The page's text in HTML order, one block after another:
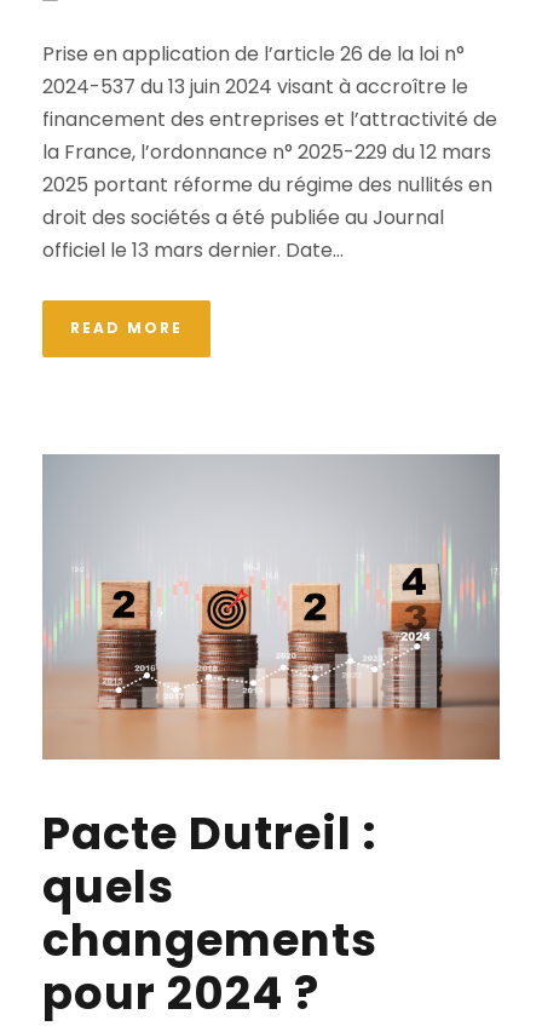
Prise en application de l’article 26 de la loi n°
2024-537 du 13 juin 2024 visant à accroître le
financement des entreprises et l’attractivité de
la France, l’ordonnance n° 2025-229 du 12 mars
2025 portant réforme du régime des nullités en
droit des sociétés a été publiée au Journal
officiel le 13 mars dernier. Date...
READ MORE
Pacte Dutreil :
quels
changements
pour 2024 ?